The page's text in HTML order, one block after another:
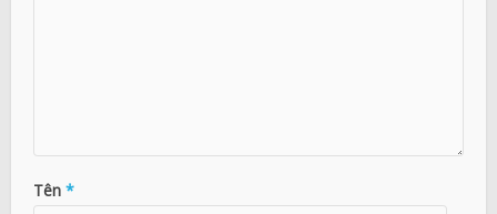
Tên *